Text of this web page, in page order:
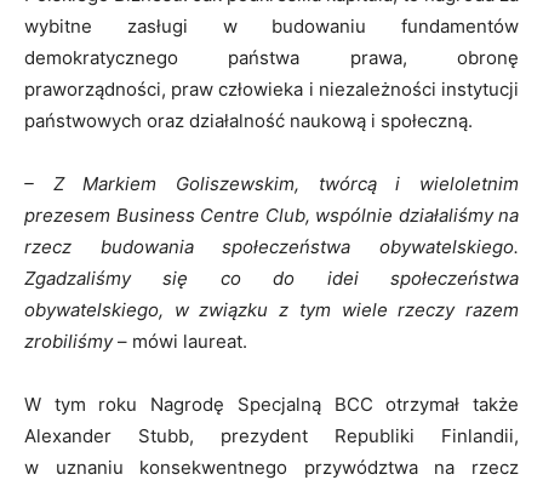
wybitne zasługi w budowaniu fundamentów
demokratycznego państwa prawa, obronę
praworządności, praw człowieka i niezależności instytucji
państwowych oraz działalność naukową i społeczną.
– Z Markiem Goliszewskim, twórcąi wieloletnim
prezesem Business Centre Club, wspólnie działaliśmy na
rzecz budowania społeczeństwa obywatelskiego.
Zgadzaliśmy się co do idei społeczeństwa
obywatelskiego, w związku z tym wiele rzeczy razem
zrobiliśmy– mówi laureat.
W tym roku Nagrodę Specjalną BCC otrzymał także
Alexander Stubb, prezydent Republiki Finlandii,
w uznaniu konsekwentnego przywództwa na rzecz